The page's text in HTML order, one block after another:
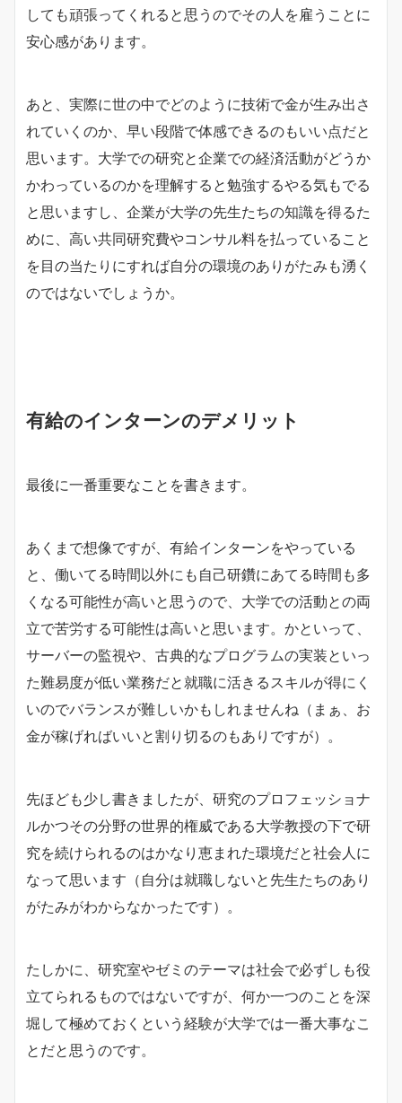
しても頑張ってくれると思うのでその人を雇うことに
安心感があります。
あと、実際に世の中でどのように技術で金が生み出さ
れていくのか、早い段階で体感できるのもいい点だと
思います。大学での研究と企業での経済活動がどうか
かわっているのかを理解すると勉強するやる気もでる
と思いますし、企業が大学の先生たちの知識を得るた
めに、高い共同研究費やコンサル料を払っていること
を目の当たりにすれば自分の環境のありがたみも湧く
のではないでしょうか。
有給のインターンのデメリット
最後に一番重要なことを書きます。
あくまで想像ですが、有給インターンをやっている
と、働いてる時間以外にも自己研鑽にあてる時間も多
くなる可能性が高いと思うので、大学での活動との両
立で苦労する可能性は高いと思います。かといって、
サーバーの監視や、古典的なプログラムの実装といっ
た難易度が低い業務だと就職に活きるスキルが得にく
いのでバランスが難しいかもしれませんね（まぁ、お
金が稼げればいいと割り切るのもありですが）。
先ほども少し書きましたが、研究のプロフェッショナ
ルかつその分野の世界的権威である大学教授の下で研
究を続けられるのはかなり恵まれた環境だと社会人に
なって思います（自分は就職しないと先生たちのあり
がたみがわからなかったです）。
たしかに、研究室やゼミのテーマは社会で必ずしも役
立てられるものではないですが、何か一つのことを深
堀して極めておくという経験が大学では一番大事なこ
とだと思うのです。